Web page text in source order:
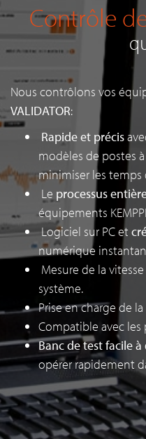
Contrôle
Nous contrôlons vos
VALIDATOR:
Rapide et précis
modèles de postes
minimiser les temps
Le processus
équipements
Logiciel sur PC et
numérique
Mesure de la
système.
Prise en charge de la
Compatible avec les
Banc de test facile
opérer rapidement